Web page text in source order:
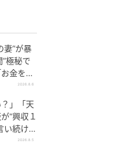
妻”が暴
極秘で
金を稼
2026.8.6
？」「天
“興収１
い続け
の声”2026.8.5